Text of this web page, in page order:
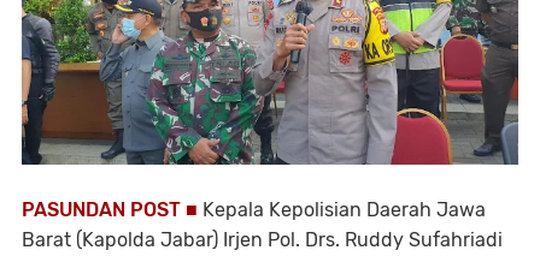
PASUNDAN POST ■ Kepala Kepolisian Daerah Jawa
Barat (Kapolda Jabar) Irjen Pol. Drs. Ruddy Sufahriadi